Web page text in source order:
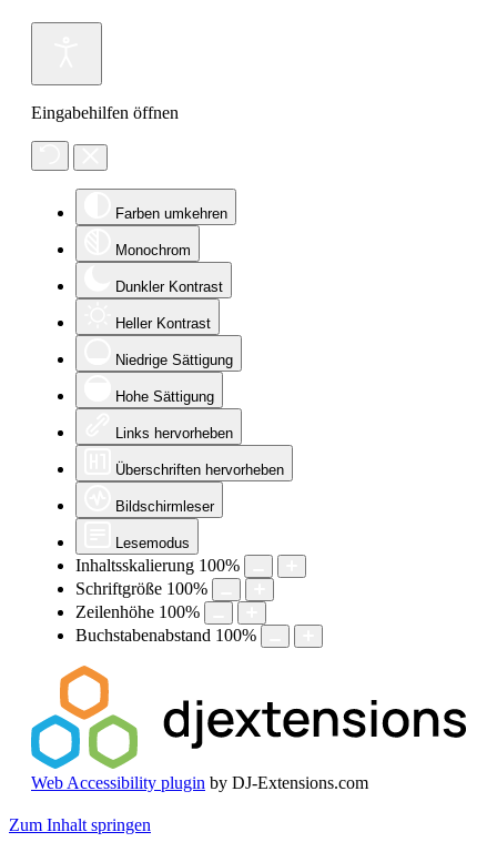
Eingabehilfen öffnen
Farben umkehren
Monochrom
Dunkler Kontrast
Heller Kontrast
Niedrige Sättigung
Hohe Sättigung
Links hervorheben
Überschriften hervorheben
Bildschirmleser
Lesemodus
Inhaltsskalierung 100%
Schriftgröße 100%
Zeilenhöhe 100%
Buchstabenabstand 100%
Web Accessibility plugin by DJ-Extensions.com
Zum Inhalt springen